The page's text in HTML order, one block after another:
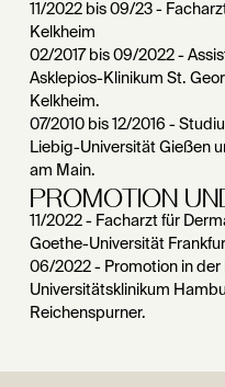
11/2022 bis 09/23 -
Kelkheim
02/2017 bis 09/2022 -
Asklepios-Klinikum St.
Kelkheim.
07/2010 bis 12/2016 -
Liebig-Universität Gießen
am Main.
PROMOTION
11/2022 - Facharzt für
Goethe-Universität
06/2022 - Promotion in der
Universitätsklinikum
Reichenspurner.